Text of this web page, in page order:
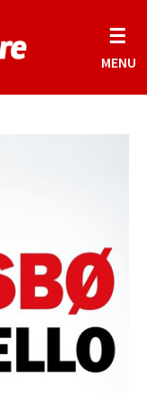
☰
MENU